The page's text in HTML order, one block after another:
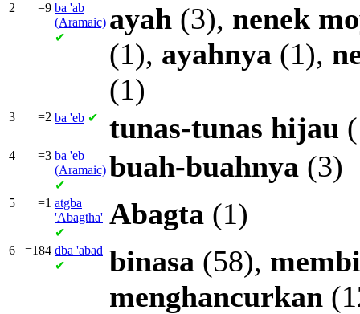
2 =9 ba 'ab
(Aramaic)
✔
ayah (3), nenek
(1), ayahnya (1),
(1)
3 =2 ba 'eb ✔ tunas-tunas hijau
4 =3 ba 'eb
(Aramaic)
✔
buah-buahnya (3)
5 =1 atgba
'Abagtha'
✔
Abagta (1)
6 =184 dba 'abad
✔
binasa (58),
menghancurkan